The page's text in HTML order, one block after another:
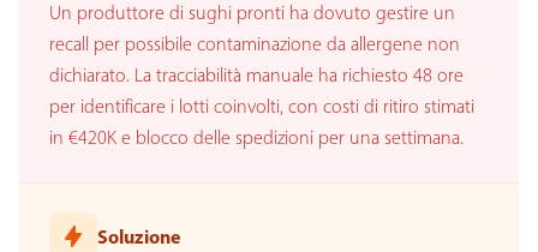
Un produttore di sughi pronti ha dovuto gestire un
recall per possibile contaminazione da allergene non
dichiarato. La tracciabilità manuale ha richiesto 48 ore
per identificare i lotti coinvolti, con costi di ritiro stimati
in €420K e blocco delle spedizioni per una settimana.
Soluzione